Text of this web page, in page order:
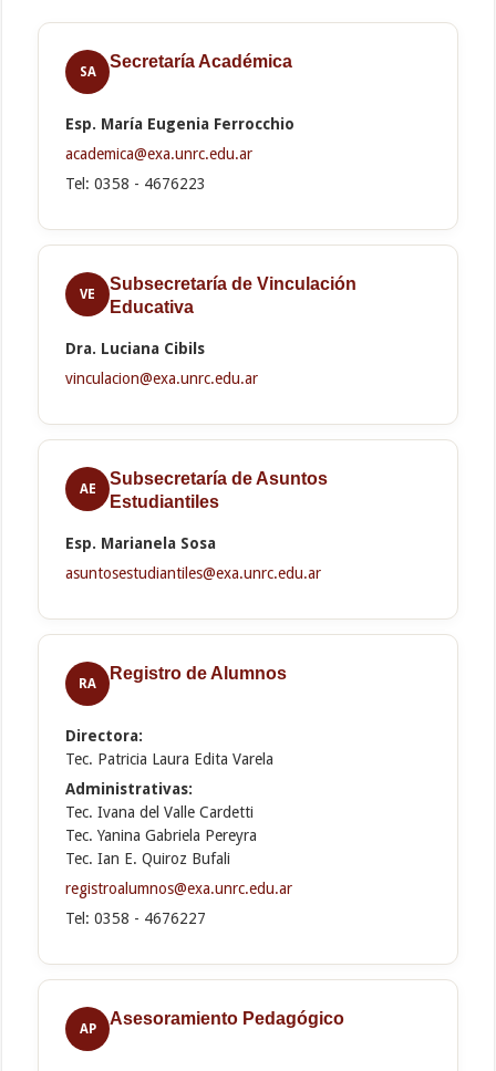
SA
Secretaría Académica
Esp. María Eugenia Ferrocchio
academica@exa.unrc.edu.ar
Tel: 0358 - 4676223
VE
Subsecretaría de Vinculación
Educativa
Dra. Luciana Cibils
vinculacion@exa.unrc.edu.ar
AE
Subsecretaría de Asuntos
Estudiantiles
Esp. Marianela Sosa
asuntosestudiantiles@exa.unrc.edu.ar
RA
Registro de Alumnos
Directora:
Tec. Patricia Laura Edita Varela
Administrativas:
Tec. Ivana del Valle Cardetti
Tec. Yanina Gabriela Pereyra
Tec. Ian E. Quiroz Bufali
registroalumnos@exa.unrc.edu.ar
Tel: 0358 - 4676227
AP
Asesoramiento Pedagógico